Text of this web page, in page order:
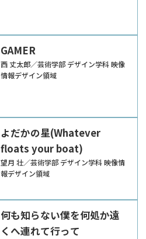
GAMER
西 丈太郎／芸術学部 デザイン学科 映像
情報デザイン領域
よだかの星(Whatever
floats your boat)
望月 壮／芸術学部 デザイン学科 映像情
報デザイン領域
何も知らない僕を何処か遠
くへ連れて行って